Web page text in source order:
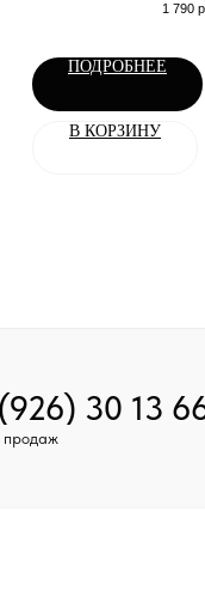
1 790 р.
ПОДРОБНЕЕ
В КОРЗИНУ
30 13